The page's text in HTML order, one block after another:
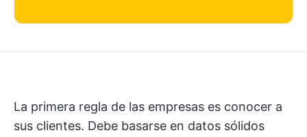
La primera regla de las empresas es conocer a
sus clientes. Debe basarse en datos sólidos